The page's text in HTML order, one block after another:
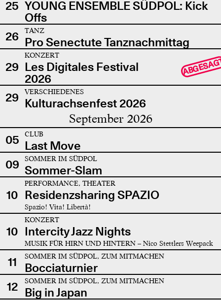
25 YOUNG ENSEMBLE SÜDPOL: Kick
Offs
26
TANZ
Pro Senectute Tanznachmittag
29
KONZERT
Les Digitales Festival
2026
29 VERSCHIEDENES
Kulturachsenfest 2026
September 2026
05 CLUB
Last Move
09
SOMMER IM SÜDPOL
Sommer-Slam
10
PERFORMANCE, THEATER
Residenzsharing SPAZIO
Spazio! Vita! Libertà!
10
KONZERT
Intercity Jazz Nights
MUSIK FÜR HIRN UND HINTERN – Nico Stettlers Weepack
11 SOMMER IM SÜDPOL, ZUM MITMACHEN
Bocciaturnier
12
SOMMER IM SÜDPOL, ZUM MITMACHEN
Big in Japan